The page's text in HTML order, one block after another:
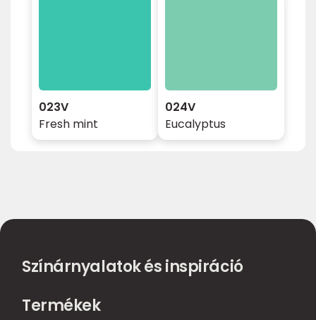
023V
Fresh mint
024V
Eucalyptus
Színárnyalatok és inspiráció
Termékek